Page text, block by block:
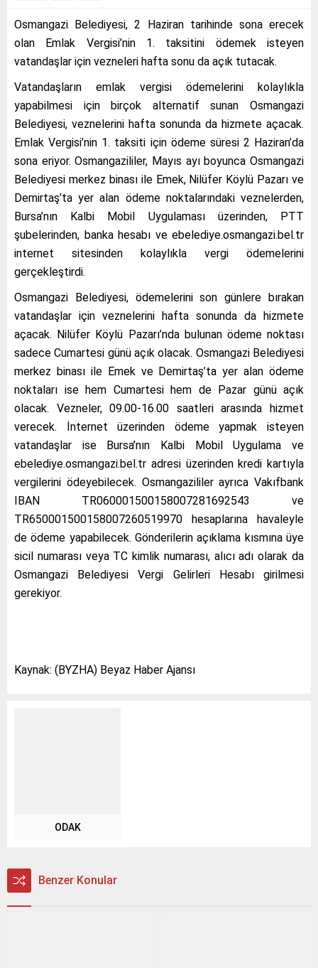
Osmangazi Belediyesi, 2 Haziran tarihinde sona erecek
olan Emlak Vergisi’nin 1. taksitini ödemek isteyen
vatandaşlar için vezneleri hafta sonu da açık tutacak.
Vatandaşların emlak vergisi ödemelerini kolaylıkla
yapabilmesi için birçok alternatif sunan Osmangazi
Belediyesi, veznelerini hafta sonunda da hizmete açacak.
Emlak Vergisi’nin 1. taksiti için ödeme süresi 2 Haziran’da
sona eriyor. Osmangazililer, Mayıs ayı boyunca Osmangazi
Belediyesi merkez binası ile Emek, Nilüfer Köylü Pazarı ve
Demirtaş’ta yer alan ödeme noktalarındaki veznelerden,
Bursa’nın Kalbi Mobil Uygulaması üzerinden, PTT
şubelerinden, banka hesabı ve ebelediye.osmangazi.bel.tr
internet sitesinden kolaylıkla vergi ödemelerini
gerçekleştirdi.
Osmangazi Belediyesi, ödemelerini son günlere bırakan
vatandaşlar için veznelerini hafta sonunda da hizmete
açacak. Nilüfer Köylü Pazarı’nda bulunan ödeme noktası
sadece Cumartesi günü açık olacak. Osmangazi Belediyesi
merkez binası ile Emek ve Demirtaş’ta yer alan ödeme
noktaları ise hem Cumartesi hem de Pazar günü açık
olacak. Vezneler, 09.00-16.00 saatleri arasında hizmet
verecek. İnternet üzerinden ödeme yapmak isteyen
vatandaşlar ise Bursa’nın Kalbi Mobil Uygulama ve
ebelediye.osmangazi.bel.tr adresi üzerinden kredi kartıyla
vergilerini ödeyebilecek. Osmangazililer ayrıca Vakıfbank
IBAN TR060001500158007281692543 ve
TR650001500158007260519970 hesaplarına havaleyle
de ödeme yapabilecek. Gönderilerin açıklama kısmına üye
sicil numarası veya TC kimlik numarası, alıcı adı olarak da
Osmangazi Belediyesi Vergi Gelirleri Hesabı girilmesi
gerekiyor.
Kaynak: (BYZHA) Beyaz Haber Ajansı
ODAK
Benzer Konular